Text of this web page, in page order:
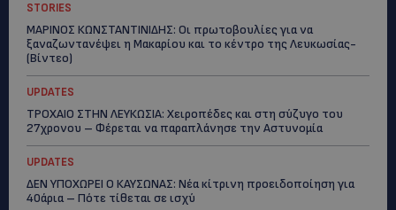
STORIES
ΜΑΡΙΝΟΣ ΚΩΝΣΤΑΝΤΙΝΙΔΗΣ: Οι πρωτοβουλίες για να
ξαναζωντανέψει η Μακαρίου και το κέντρο της Λευκωσίας-
(Βίντεο)
UPDATES
ΤΡΟΧΑΙΟ ΣΤΗΝ ΛΕΥΚΩΣΙΑ: Χειροπέδες και στη σύζυγο του
27χρονου – Φέρεται να παραπλάνησε την Αστυνομία
UPDATES
ΔΕΝ ΥΠΟΧΩΡΕΙ Ο ΚΑΥΣΩΝΑΣ: Νέα κίτρινη προειδοποίηση για
40άρια – Πότε τίθεται σε ισχύ